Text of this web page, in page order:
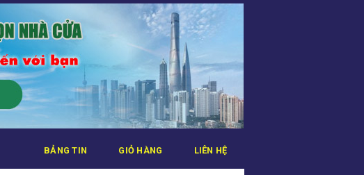
BẢNG TIN GIỎ HÀNG LIÊN HỆ